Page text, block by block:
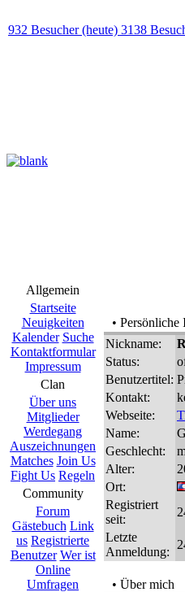
932 Besucher (heute) 3138
Allgemein
Startseite
Neuigkeiten
Kalender Suche
Kontaktformular
Impressum
Clan
Über uns
Mitglieder
Werdegang
Auszeichnungen
Matches Join Us
Fight Us Regeln
Community
Forum
Gästebuch Link
us Registrierte
Benutzer Wer ist
Online
Umfragen
• Persönliche
Nickname:
Status:
Benutzertitel:
Kontakt:
Webseite:
Name:
Geschlecht:
Alter:
Ort:
Registriert
seit:
Letzte
Anmeldung:
• Über mich